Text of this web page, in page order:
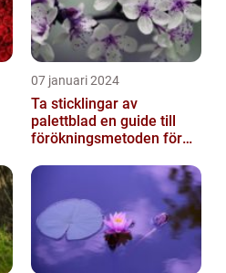
07 januari 2024
Ta sticklingar av
palettblad en guide till
förökningsmetoden för